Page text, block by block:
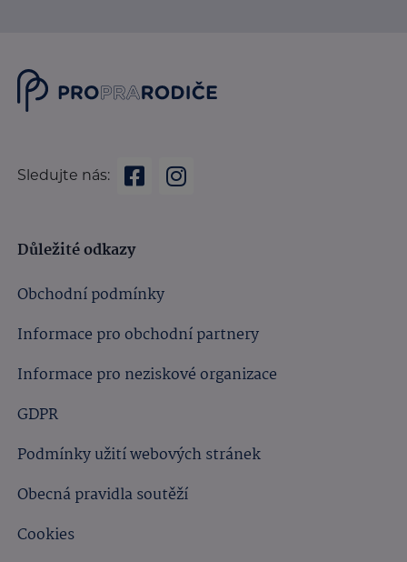
Sledujte nás:
Důležité odkazy
Obchodní podmínky
Informace pro obchodní partnery
Informace pro neziskové organizace
GDPR
Podmínky užití webových stránek
Obecná pravidla soutěží
Cookies